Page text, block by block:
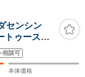
センシン
トゥース
オート
ング ス
PW
相談可
本体価格